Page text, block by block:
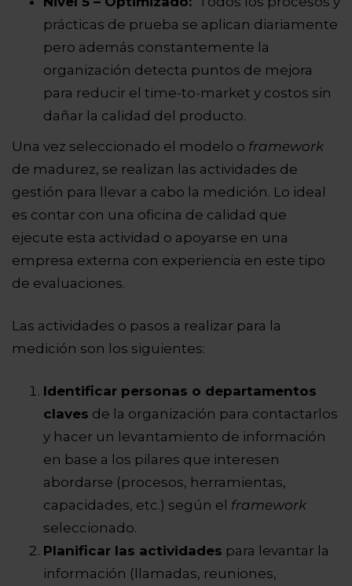
prácticas de prueba se aplican diariamente
pero además constantemente la
organización detecta puntos de mejora
para reducir el time-to-market y costos sin
dañar la calidad del producto.
Una vez seleccionado el modelo o framework
de madurez, se realizan las actividades de
gestión para llevar a cabo la medición. Lo ideal
es contar con una oficina de calidad que
ejecute esta actividad o apoyarse en una
empresa externa con experiencia en este tipo
de evaluaciones.
Las actividades o pasos a realizar para la
medición son los siguientes:
Identificar personas o departamentos
claves de la organización para contactarlos
y hacer un levantamiento de información
en base a los pilares que interesen
abordarse (procesos, herramientas,
capacidades, etc.) según el framework
seleccionado.
Planificar las actividades para levantar la
información (llamadas, reuniones,